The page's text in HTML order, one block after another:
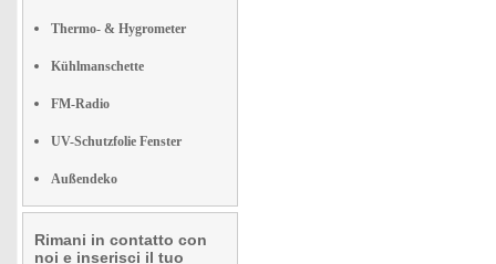
Thermo- & Hygrometer
Kühlmanschette
FM-Radio
UV-Schutzfolie Fenster
Außendeko
Rimani in contatto con
noi e inserisci il tuo